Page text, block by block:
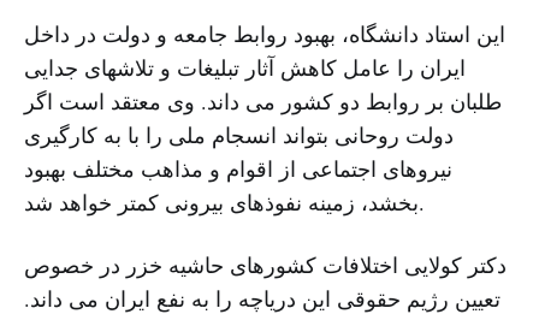
این استاد دانشگاه، بهبود روابط جامعه و دولت در داخل
ایران را عامل کاهش آثار تبلیغات و تلاشهای جدایی
طلبان بر روابط دو کشور مى داند. وى معتقد است اگر
دولت روحانی بتواند انسجام ملی را با به کارگیری
نیروهای اجتماعی از اقوام و مذاهب مختلف بهبود
بخشد، زمینه نفوذهای بیرونی کمتر خواهد شد.
دکتر کولایى اختلافات کشورهاى حاشیه خزر در خصوص
تعیین رژیم حقوقى این دریاچه را به نفع ایران مى داند.